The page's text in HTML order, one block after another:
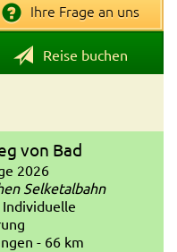
Ihre Frage an uns
Reise buchen
von Bad
2026
Selketalbahn
Individuelle
- 66 km